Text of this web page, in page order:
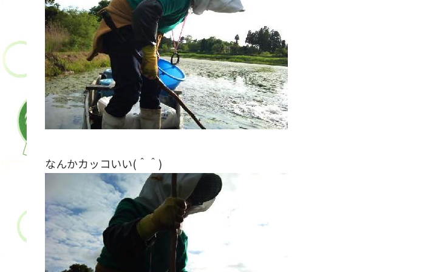
なんかカッコいい(＾＾)